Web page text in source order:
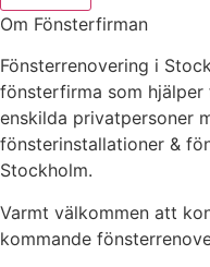
Om Fönsterfirman
Fönsterrenovering i
fönsterfirma som
enskilda privatpersoner
fönsterinstallationer &
Stockholm.
Varmt välkommen att
kommande